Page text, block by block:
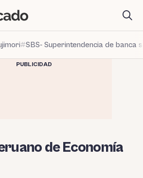
SBS- Superintendencia de banca
PUBLICIDAD
de Economía